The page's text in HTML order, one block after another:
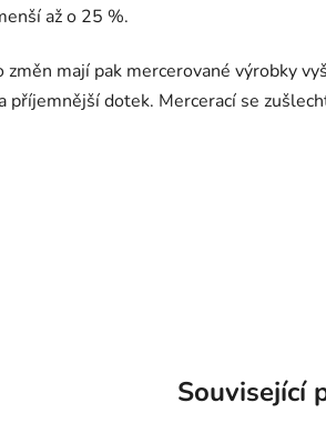
až o 25 %.
mají pak mercerované výrobky
a příjemnější dotek. Mercerací se
Související